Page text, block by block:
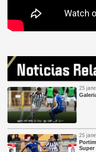
25
25
Super